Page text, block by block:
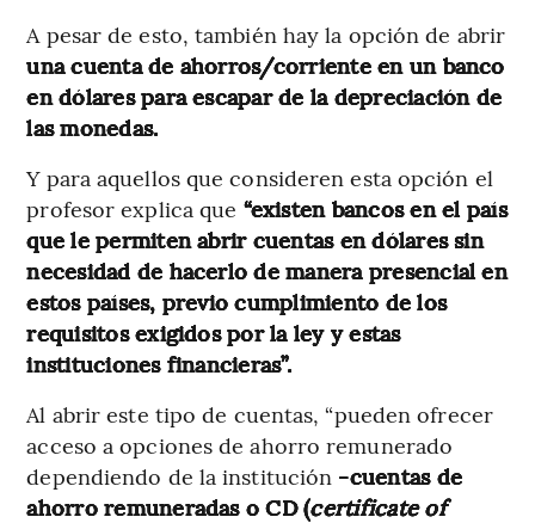
A pesar de esto, también hay la opción de abrir
una cuenta de ahorros/corriente en un banco
en dólares para escapar de la depreciación de
las monedas.
Y para aquellos que consideren esta opción el
profesor explica que “existen bancos en el país
que le permiten abrir cuentas en dólares sin
necesidad de hacerlo de manera presencial en
estos países, previo cumplimiento de los
requisitos exigidos por la ley y estas
instituciones financieras”.
Al abrir este tipo de cuentas, “pueden ofrecer
acceso a opciones de ahorro remunerado
dependiendo de la institución -cuentas de
ahorro remuneradas o CD (certificate of